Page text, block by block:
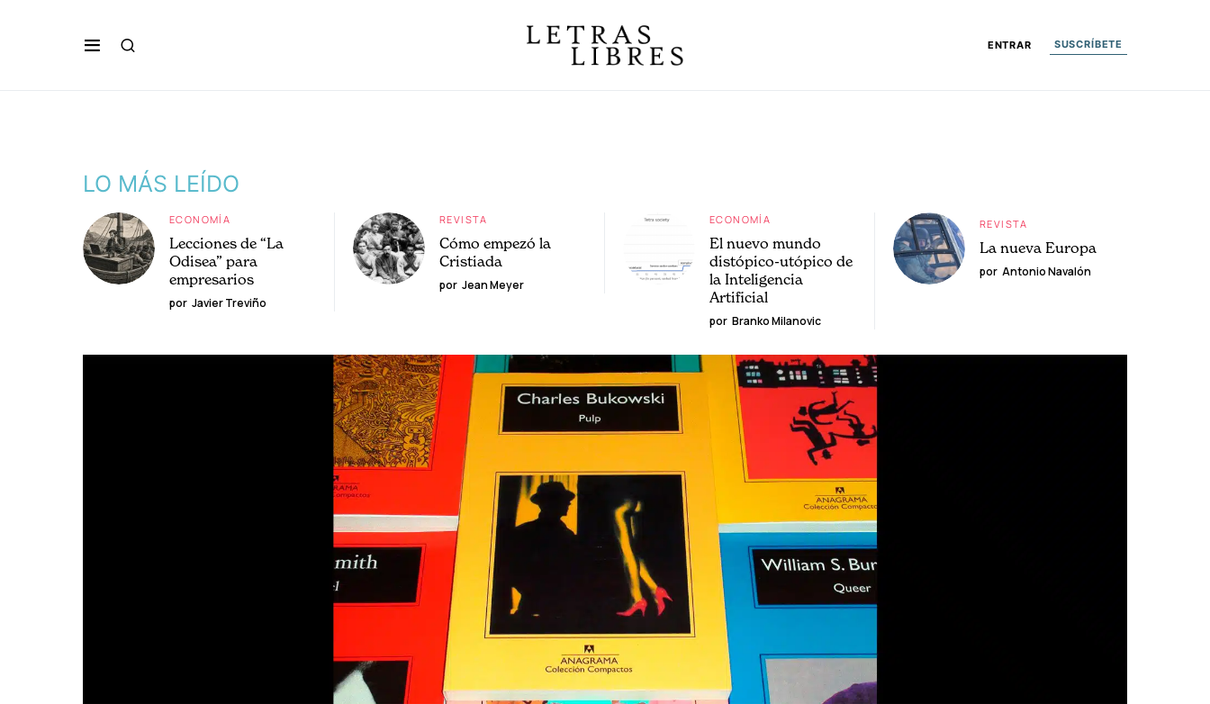
ENTRAR SUSCRÍBETE
LO MÁS LEÍDO
ECONOMÍA
Lecciones de “La
Odisea” para
empresarios
por Javier Treviño
REVISTA
Cómo empezó la
Cristiada
por Jean Meyer
ECONOMÍA
El nuevo mundo
distópico-utópico de
la Inteligencia
Artificial
por Branko Milanovic
REVISTA
La nueva Europa
por Antonio Navalón